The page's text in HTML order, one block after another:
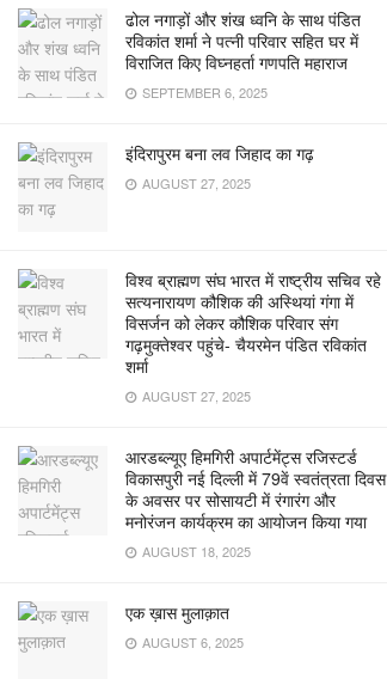
ढोल नगाड़ों और शंख ध्वनि के साथ पंडित
रविकांत शर्मा ने पत्नी परिवार सहित घर में
विराजित किए विघ्नहर्ता गणपति महाराज
SEPTEMBER 6, 2025
इंदिरापुरम बना लव जिहाद का गढ़
AUGUST 27, 2025
विश्व ब्राह्मण संघ भारत में राष्ट्रीय सचिव रहे
सत्यनारायण कौशिक की अस्थियां गंगा में
विसर्जन को लेकर कौशिक परिवार संग
गढ़मुक्तेश्वर पहुंचे- चैयरमेन पंडित रविकांत
शर्मा
AUGUST 27, 2025
आरडब्ल्यूए हिमगिरी अपार्टमेंट्स रजिस्टर्ड
विकासपुरी नई दिल्ली में 79वें स्वतंत्रता दिवस
के अवसर पर सोसायटी में रंगारंग और
मनोरंजन कार्यक्रम का आयोजन किया गया
AUGUST 18, 2025
एक ख़ास मुलाक़ात
AUGUST 6, 2025